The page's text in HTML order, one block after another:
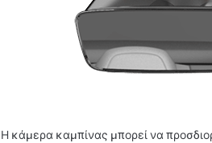
Η κάμερα καμπίνας μπορεί να